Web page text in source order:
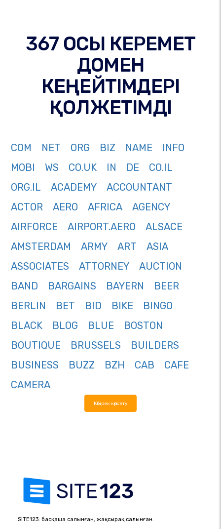
367 ОСЫ КЕРЕМЕТ
ДОМЕН
КЕҢЕЙТІМДЕРІ
ҚОЛЖЕТІМДІ
COM NET ORG BIZ NAME
INFO
MOBI
WS CO.UK IN DE
CO.IL
ORG.IL
ACADEMY
ACCOUNTANT
ACTOR
AERO AFRICA
AGENCY
AIRFORCE
AIRPORT.AERO
ALSACE
AMSTERDAM
ARMY ART
ASIA
ASSOCIATES
ATTORNEY
AUCTION
BAND
BARGAINS BAYERN
BEER
BERLIN
BET BID BIKE
BINGO
BLACK
BLOG BLUE
BOSTON
BOUTIQUE
BRUSSELS
BUILDERS
BUSINESS
BUZZ BZH CAB
CAFE
CAMERA
Көбірек көрсету
SITE123: басқаша салынған, жақсырақ салынған.